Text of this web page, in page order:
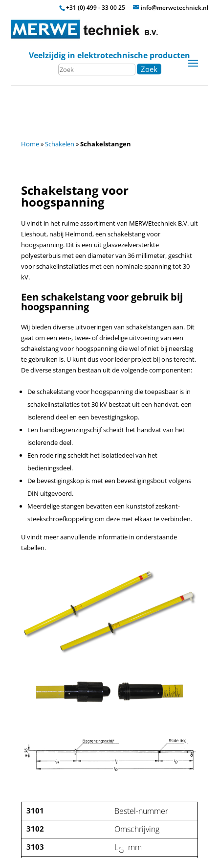
+31 (0) 499 - 33 00 25 info@merwetechniek.nl
Veelzijdig in elektrotechnische producten
Zoek
Home»Schakelen »Schakelstangen
Schakelstang voor
hoogspanning
U vindt in het ruime assortiment van MERWEtechniek B.V. uit
Lieshout, nabij Helmond, een schakelstang voor
hoogspanning. Dit is een uit glasvezelversterkte
polyesterbuis met een diameter van 36 millimeter, geschikt
voor schakelinstallaties met een nominale spanning tot 30
kV.
Een schakelstang voor gebruik bij
hoogspanning
Wij bieden diverse uitvoeringen van schakelstangen aan. Dit
gaat om een een-, twee- of driedelige uitvoering van een
schakelstang voor hoogspanning die wel of niet bij neerslag
te gebruiken is. U kunt dus voor ieder project bij ons terecht.
De diverse stangen bestaan uit de volgende componenten:
De schakelstang voor hoogspanning die toepasbaar is in
schakelinstallaties tot 30 kV bestaat uit een handvat, een
isolerend deel en een bevestigingskop.
Een handbegrenzingschijf scheidt het handvat van het
isolerende deel.
Een rode ring scheidt het isolatiedeel van het
bedieningsdeel.
De bevestigingskop is met een bevestigingsbout volgens
DIN uitgevoerd.
Meerdelige stangen bevatten een kunststof zeskant-
steekschroefkoppeling om deze met elkaar te verbinden.
U vindt meer aanvullende informatie in onderstaande
tabellen.
3101 Bestel-nummer
3102 Omschrijving
3103 LG mm